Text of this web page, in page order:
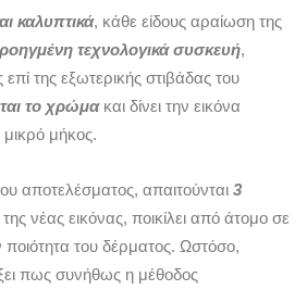
καλυπτικά, κάθε είδους αραίωση της
τεχνολογικά συσκευή,
επί της εξωτερικής στιβάδας του
το χρώμακαι δίνει την εικόνα
μήκος.
αποτελέσματος, απαιτούνται 3
νέας εικόνας, ποικίλει από άτομο σε
του δέρματος. Ωστόσο,
πως συνήθως η μέθοδος